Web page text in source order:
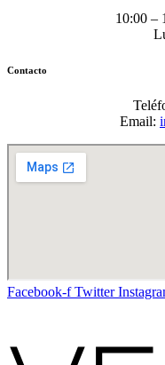
10:00 –
Contacto
Email:
Facebook-f Twitter